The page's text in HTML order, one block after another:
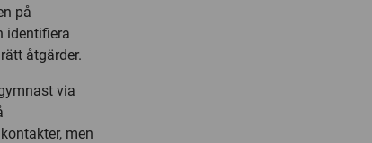
på
identifiera
åtgärder.
via
men